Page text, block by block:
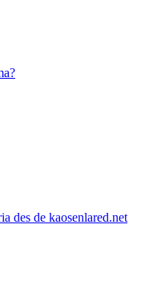
des de kaosenlared.net